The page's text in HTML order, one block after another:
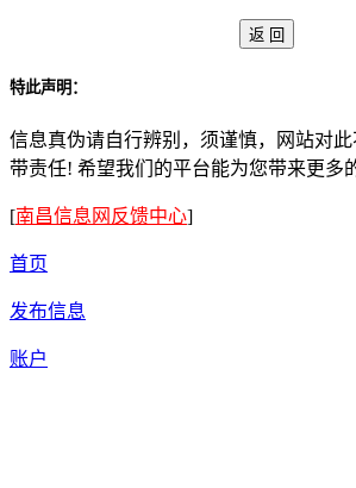
特此声明：
信息真伪请自行辨别，须谨慎，网站对
带责任! 希望我们的平台能为您带来更多
[南昌信息网反馈中心]
首页
发布信息
账户